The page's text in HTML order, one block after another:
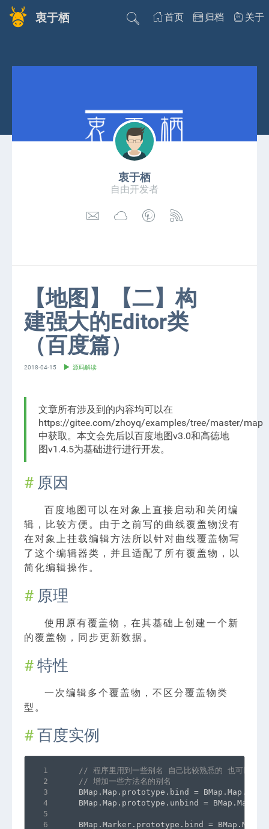
衷于栖 首页 归档 关于
衷于栖
自由开发者
【地图】【二】构
建强大的Editor类
（百度篇）
2018-04-15 源码解读
文章所有涉及到的内容均可以在
https://gitee.com/zhoyq/examples/tree/master/
中获取。本文会先后以百度地图v3.0和高德地
图v1.4.5为基础进行进行开发。
原因
百度地图可以在对象上直接启动和关闭编
辑，比较方便。由于之前写的曲线覆盖物没有
在对象上挂载编辑方法所以针对曲线覆盖物写
了这个编辑器类，并且适配了所有覆盖物，以
简化编辑操作。
原理
使用原有覆盖物，在其基础上创建一个新
的覆盖物，同步更新数据。
特性
一次编辑多个覆盖物，不区分覆盖物类
型。
百度实例
1
2
3
4
5
6
// 程序里用到一些别名 自己比较熟悉的 也可以不用
// 增加一些方法名的别名
BMap.Map.prototype.bind =
BMap.Map.prototype.unbind =
BMap.Marker.prototype.bind =